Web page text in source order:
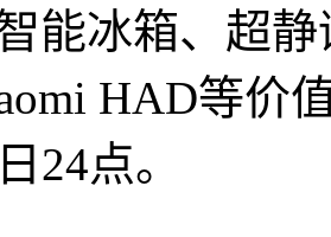
能冰箱、超
HAD等价
24点。